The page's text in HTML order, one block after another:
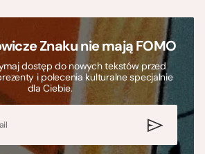
Znaku nie mają FOMO
dostęp do nowych tekstów przed
i polecenia kulturalne specjalnie
dla Ciebie.